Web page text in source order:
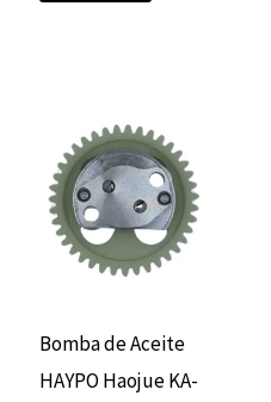
Bomba de Aceite
HAYPO Haojue KA-